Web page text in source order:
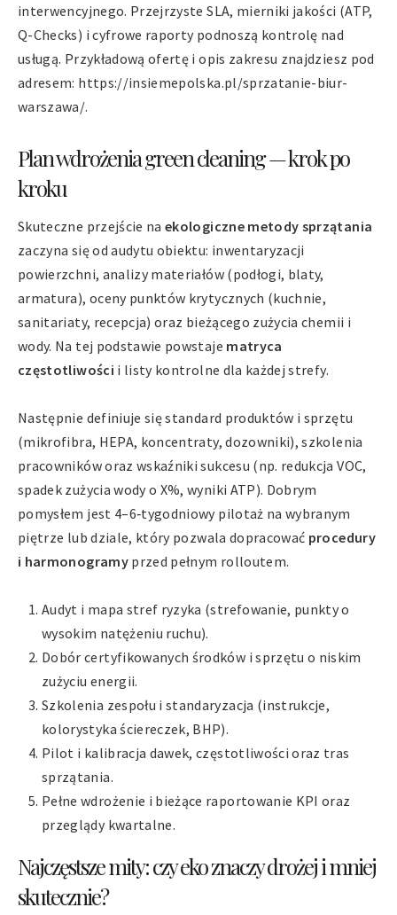
interwencyjnego. Przejrzyste SLA, mierniki jakości (ATP,
Q-Checks) i cyfrowe raporty podnoszą kontrolę nad
usługą. Przykładową ofertę i opis zakresu znajdziesz pod
adresem: https://insiemepolska.pl/sprzatanie-biur-
warszawa/.
Plan wdrożenia green cleaning — krok po
kroku
Skuteczne przejście naekologiczne metody sprzątania
zaczyna się od audytu obiektu: inwentaryzacji
powierzchni, analizy materiałów (podłogi, blaty,
armatura), oceny punktów krytycznych (kuchnie,
sanitariaty, recepcja) oraz bieżącego zużycia chemii i
wody. Na tej podstawie powstaje matryca
częstotliwości i listy kontrolne dla każdej strefy.
Następnie definiuje się standard produktów i sprzętu
(mikrofibra, HEPA, koncentraty, dozowniki), szkolenia
pracowników oraz wskaźniki sukcesu (np. redukcja VOC,
spadek zużycia wody o X%, wyniki ATP). Dobrym
pomysłem jest 4–6‑tygodniowy pilotaż na wybranym
piętrze lub dziale, który pozwala dopracować procedury
i harmonogramyprzed pełnym rolloutem.
Audyt i mapa stref ryzyka (strefowanie, punkty o
wysokim natężeniu ruchu).
Dobór certyfikowanych środków i sprzętu o niskim
zużyciu energii.
Szkolenia zespołu i standaryzacja (instrukcje,
kolorystyka ściereczek, BHP).
Pilot i kalibracja dawek, częstotliwości oraz tras
sprzątania.
Pełne wdrożenie i bieżące raportowanie KPI oraz
przeglądy kwartalne.
Najczęstsze mity: czy eko znaczy drożej i mniej
skutecznie?